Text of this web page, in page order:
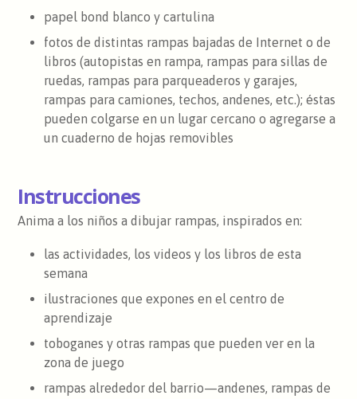
papel bond blanco y cartulina
fotos de distintas rampas bajadas de Internet o de
libros (autopistas en rampa, rampas para sillas de
ruedas, rampas para parqueaderos y garajes,
rampas para camiones, techos, andenes, etc.); éstas
pueden colgarse en un lugar cercano o agregarse a
un cuaderno de hojas removibles
Instrucciones
Anima a los niños a dibujar rampas, inspirados en:
las actividades, los videos y los libros de esta
semana
ilustraciones que expones en el centro de
aprendizaje
toboganes y otras rampas que pueden ver en la
zona de juego
rampas alrededor del barrio—andenes, rampas de